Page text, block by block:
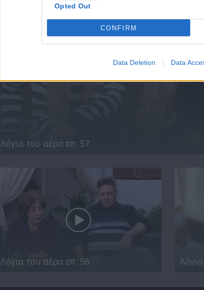
Opted Out
CONFIRM
Data Deletion Data
Λόγια του αέρα επ. 57
Λόγια του αέρα επ. 56